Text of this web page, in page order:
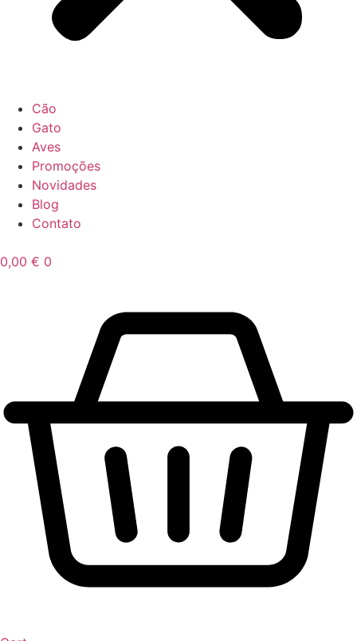
Cão
Gato
Aves
Promoções
Novidades
Blog
Contato
0,00 € 0